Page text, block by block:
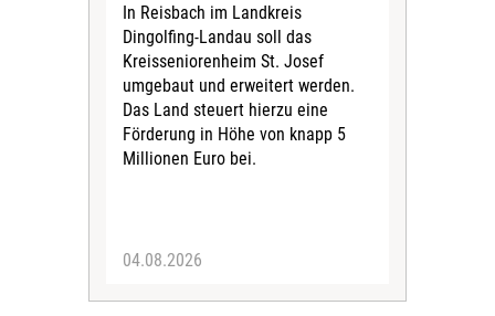
In Reisbach im Landkreis
Dingolfing-Landau soll das
Kreisseniorenheim St. Josef
umgebaut und erweitert werden.
Das Land steuert hierzu eine
Förderung in Höhe von knapp 5
Millionen Euro bei.
04.08.2026